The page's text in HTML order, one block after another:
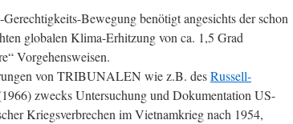
Bewegung benötigt angesichts der schon
globalen Klima-Erhitzung von ca. 1,5 Grad
Vorgehensweisen.
von TRIBUNALEN wie z.B. desRussell-
zwecks Untersuchung und Dokumentation US-
Kriegsverbrechen im Vietnamkrieg nach 1954,